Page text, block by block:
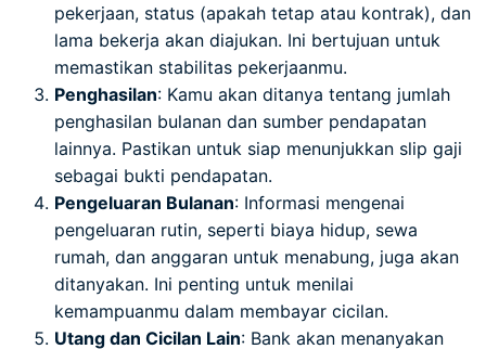
pekerjaan, status (apakah tetap atau kontrak), dan
lama bekerja akan diajukan. Ini bertujuan untuk
memastikan stabilitas pekerjaanmu.
Penghasilan: Kamu akan ditanya tentang jumlah
penghasilan bulanan dan sumber pendapatan
lainnya. Pastikan untuk siap menunjukkan slip gaji
sebagai bukti pendapatan.
Pengeluaran Bulanan: Informasi mengenai
pengeluaran rutin, seperti biaya hidup, sewa
rumah, dan anggaran untuk menabung, juga akan
ditanyakan. Ini penting untuk menilai
kemampuanmu dalam membayar cicilan.
Utang dan Cicilan Lain: Bank akan menanyakan